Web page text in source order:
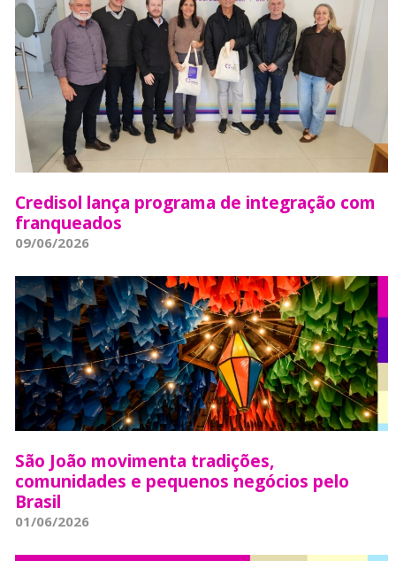
Credisol lança programa de integração com
franqueados
09/06/2026
São João movimenta tradições,
comunidades e pequenos negócios pelo
Brasil
01/06/2026